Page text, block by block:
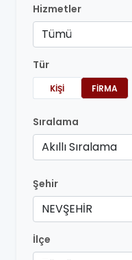
Hizmetler
Tümü
Tür
KIŞI FIRMA
Sıralama
Akıllı Sıralama
Şehir
NEVŞEHİR
İlçe